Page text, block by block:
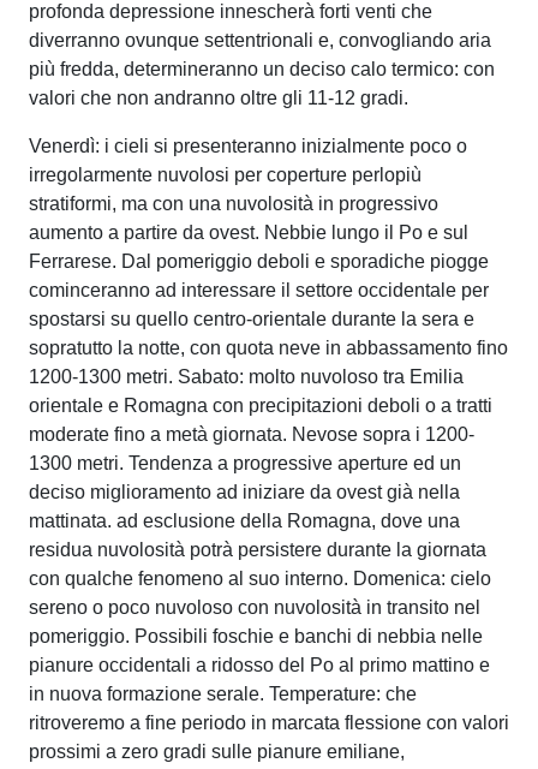
profonda depressione innescherà forti venti che
diverranno ovunque settentrionali e, convogliando aria
più fredda, determineranno un deciso calo termico: con
valori che non andranno oltre gli 11-12 gradi.
Venerdì: i cieli si presenteranno inizialmente poco o
irregolarmente nuvolosi per coperture perlopiù
stratiformi, ma con una nuvolosità in progressivo
aumento a partire da ovest. Nebbie lungo il Po e sul
Ferrarese. Dal pomeriggio deboli e sporadiche piogge
cominceranno ad interessare il settore occidentale per
spostarsi su quello centro-orientale durante la sera e
sopratutto la notte, con quota neve in abbassamento fino
1200-1300 metri. Sabato: molto nuvoloso tra Emilia
orientale e Romagna con precipitazioni deboli o a tratti
moderate fino a metà giornata. Nevose sopra i 1200-
1300 metri. Tendenza a progressive aperture ed un
deciso miglioramento ad iniziare da ovest già nella
mattinata. ad esclusione della Romagna, dove una
residua nuvolosità potrà persistere durante la giornata
con qualche fenomeno al suo interno. Domenica: cielo
sereno o poco nuvoloso con nuvolosità in transito nel
pomeriggio. Possibili foschie e banchi di nebbia nelle
pianure occidentali a ridosso del Po al primo mattino e
in nuova formazione serale. Temperature: che
ritroveremo a fine periodo in marcata flessione con valori
prossimi a zero gradi sulle pianure emiliane,